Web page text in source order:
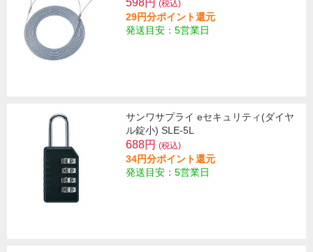
598円 (税込)
29円分ポイント還元
発送目安：5営業日
サンワサプライ eセキュリティ(ダイヤ
ル錠小) SLE-5L
688円 (税込)
34円分ポイント還元
発送目安：5営業日